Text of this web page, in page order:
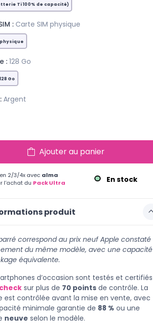
Ti 100% de capacité)
: Carte SIM physique
: 128 Go
128 Go
Argent
Ajouter au panier
2/3/4x avec alma
l’achat du Pack Ultra En stock
produit
correspond au prix neuf Apple constaté
du même modèle, avec une capacité
équivalente.
d’occasion sont testés et certifiés
sur plus de 70 pointsde contrôle. La
est contrôlée avant la mise en vente, avec
minimale garantie de 88 % ou une
neuve selon le modèle.